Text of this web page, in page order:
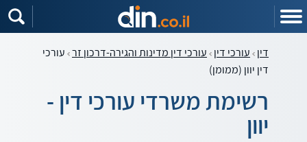
דין עורכי דין עורכי דין מדינות והגירה-דרכון זר עורכי
דין יוון (ממומן)
רשימת משרדי עורכי דין -
יוון